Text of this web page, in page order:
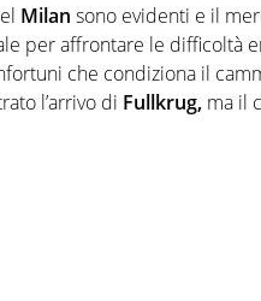
Milan sono evidenti e il
per affrontare le difficoltà
che condiziona il
l’arrivo di Fullkrug, ma il